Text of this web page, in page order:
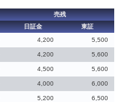
売残
日証金
東証
4,200 5,500
4,200 5,600
4,500 5,600
4,000 6,000
5,200 6,500